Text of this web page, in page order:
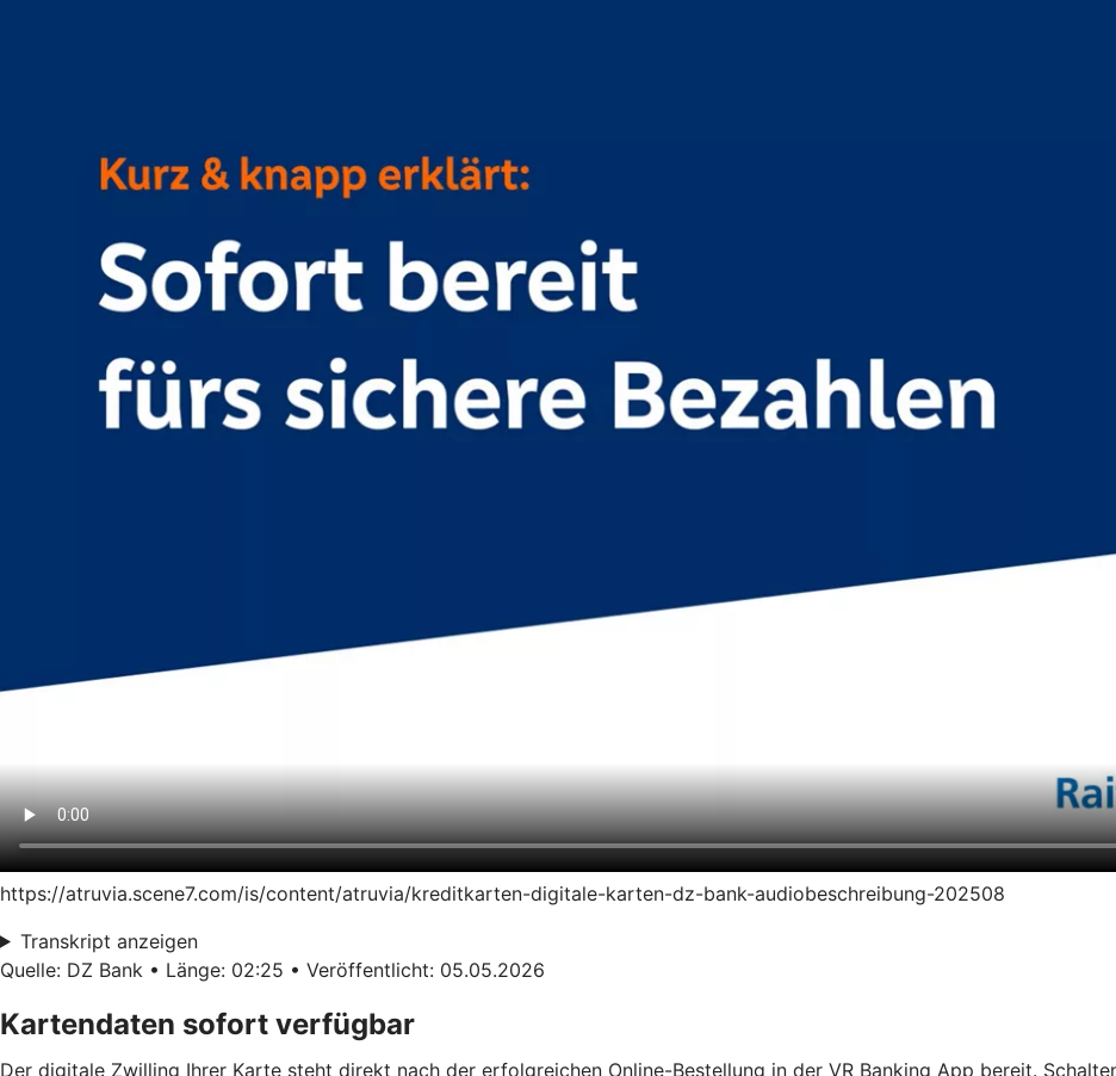
https://atruvia.scene7.com/is/content/atruvia/kreditkarten-digitale-karten-dz-bank-audiobeschreibung-202508
Transkript anzeigen
Quelle: DZ Bank • Länge: 02:25 • Veröffentlicht: 05.05.2026
Kartendaten sofort verfügbar
Der digitale Zwilling Ihrer Karte steht direkt nach der erfolgreichen Online-Bestellung in der VR Banking App bereit.